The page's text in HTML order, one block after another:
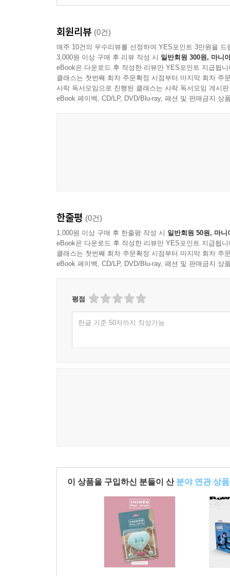
회원리뷰 (0건)
매주 10건의 우수리뷰를 선정하여 YES포인트 3만원을 드
3,000원 이상 구매 후 리뷰 작성 시 일반회원 300원, 마니
eBook은 다운로드 후 작성한 리뷰만 YES포인트 지급됩니
클래스는 첫번째 회차 주문확정 시점부터 마지막 회차 주
사락 독서모임으로 진행된 클래스는 사락 독서모임 게시
eBook 페이백, CD/LP, DVD/Blu-ray, 패션 및 판매금지 상
한줄평 (0건)
1,000원 이상 구매 후 한줄평 작성 시 일반회원 50원, 마니
eBook은 다운로드 후 작성한 리뷰만 YES포인트 지급됩니
클래스는 첫번째 회차 주문확정 시점부터 마지막 회차 주
eBook 페이백, CD/LP, DVD/Blu-ray, 패션 및 판매금지 상
평점
한글 기준 50자까지 작성가능
이 상품을 구입하신 분들이 산 분야 연관 상품